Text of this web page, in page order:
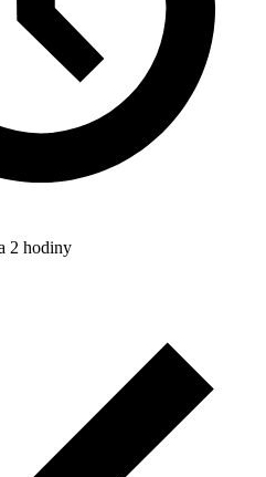
2 hodiny